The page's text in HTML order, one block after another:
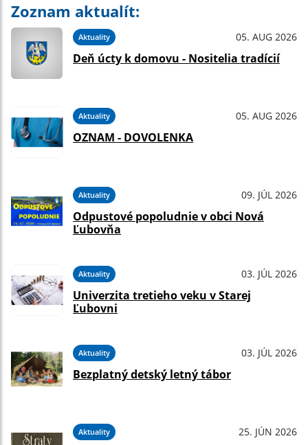
Zoznam aktualít:
Aktuality 05. AUG 2026
Deň úcty k domovu - Nositelia tradícií
Aktuality 05. AUG 2026
OZNAM - DOVOLENKA
Aktuality 09. JÚL 2026
Odpustové popoludnie v obci Nová
Ľubovňa
Aktuality 03. JÚL 2026
Univerzita tretieho veku v Starej
Ľubovni
Aktuality 03. JÚL 2026
Bezplatný detský letný tábor
Aktuality 25. JÚN 2026